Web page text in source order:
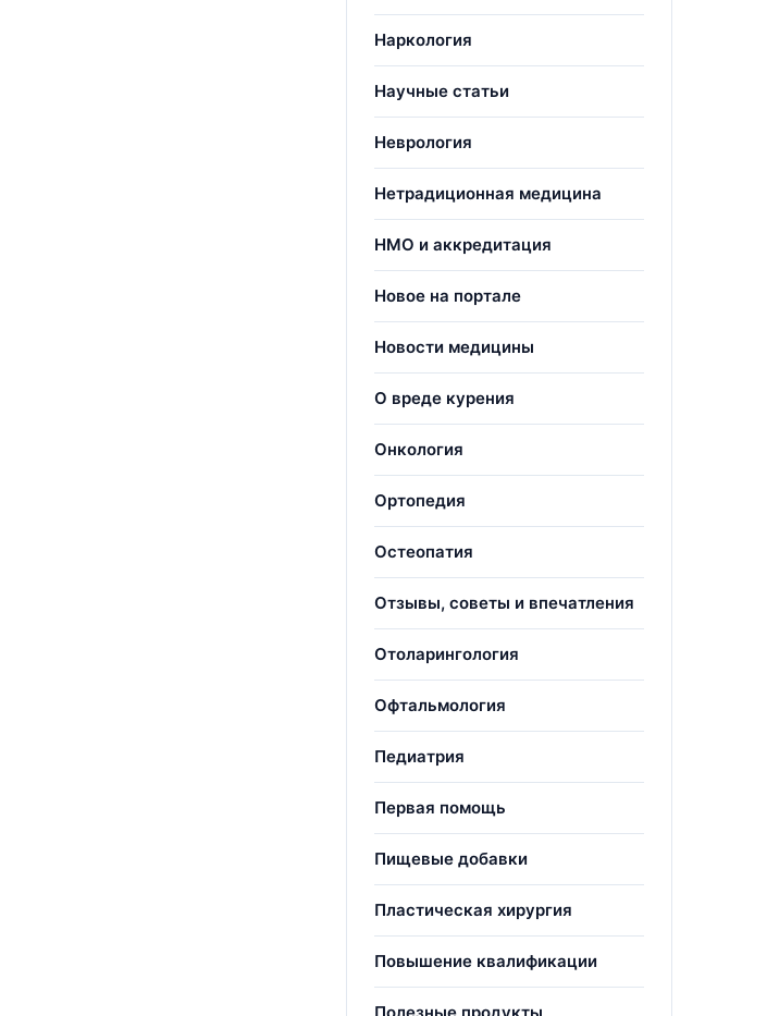
Наркология
Научные статьи
Неврология
Нетрадиционная медицина
НМО и аккредитация
Новое на портале
Новости медицины
О вреде курения
Онкология
Ортопедия
Остеопатия
Отзывы, советы и впечатления
Отоларингология
Офтальмология
Педиатрия
Первая помощь
Пищевые добавки
Пластическая хирургия
Повышение квалификации